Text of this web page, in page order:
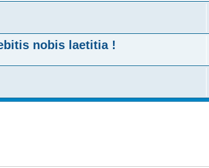
nobis laetitia !